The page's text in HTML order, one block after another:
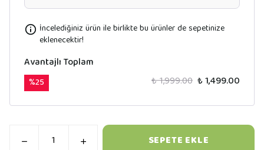
İncelediğiniz ürün ile birlikte bu ürünler de sepetinize
eklenecektir!
Avantajlı Toplam
%25 ₺ 1,999.00 ₺ 1,499.00
SEPETE EKLE